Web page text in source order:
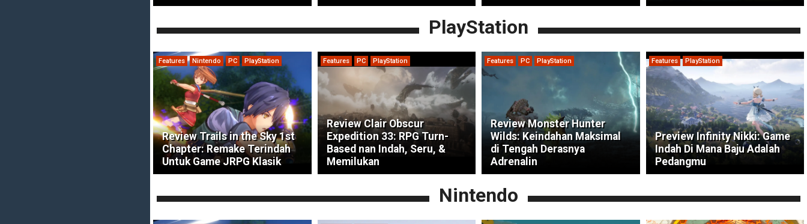
PlayStation
Features Nintendo PC PlayStation
Review Trails in the Sky 1st
Chapter: Remake Terindah
Untuk Game JRPG Klasik
Features PC PlayStation
Review Clair Obscur
Expedition 33: RPG Turn-
Based nan Indah, Seru, &
Memilukan
Features PC PlayStation
Review Monster Hunter
Wilds: Keindahan Maksimal
di Tengah Derasnya
Adrenalin
Features PlayStation
Preview Infinity Nikki: Game
Indah Di Mana Baju Adalah
Pedangmu
Nintendo